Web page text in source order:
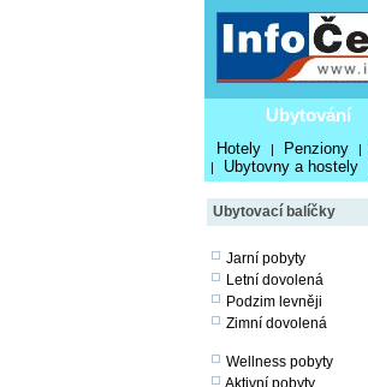
Ubytování
Hotely | Penziony |
| Ubytovny a hostely
Ubytovací balíčky
Jarní pobyty
Letní dovolená
Podzim levněji
Zimní dovolená
Wellness pobyty
Aktivní pobyty